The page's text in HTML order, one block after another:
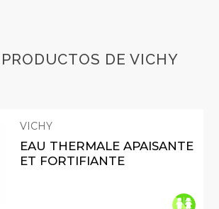
DE VICHY
VICHY
EAU THERMALE APAISANTE
ET FORTIFIANTE